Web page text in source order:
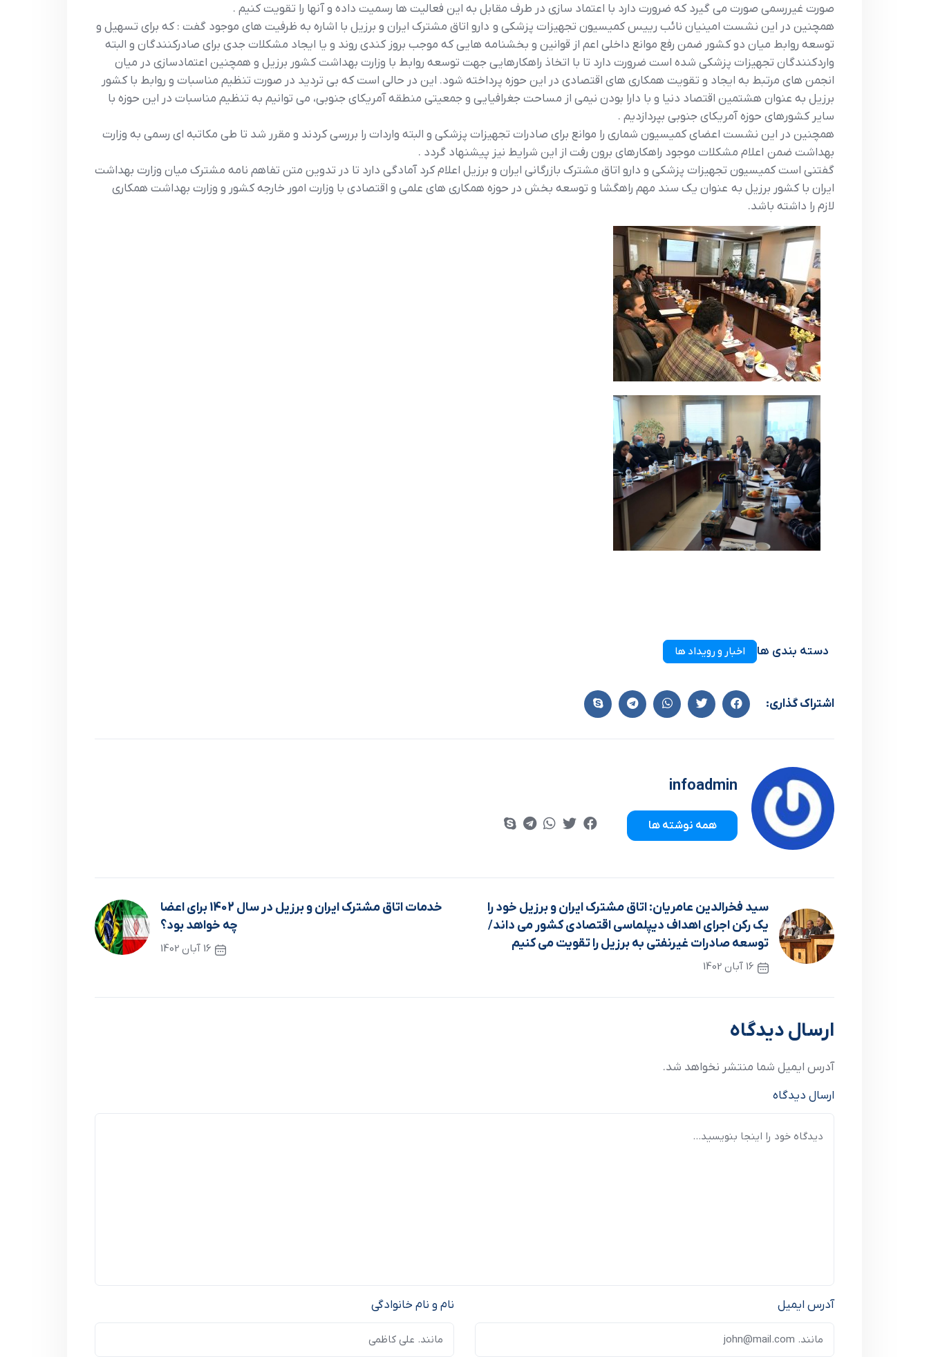
صورت غيررسمي صورت مي گيرد که ضرورت دارد با اعتماد سازي در طرف مقابل به اين فعاليت ها رسميت داده و آنها را تقويت کنيم .
همچنين در اين نشست امينيان نائب رييس کميسيون تجهيزات پزشکي و دارو اتاق مشترک ايران و برزيل با اشاره به ظرفيت هاي موجود گفت : که براي تسهيل و
توسعه روابط ميان دو کشور ضمن رفع موانع داخلي اعم از قوانين و بخشنامه هايي که موجب بروز کندي روند و يا ايجاد مشکلات جدي براي صادرکنندگان و البته
واردکنندگان تجهيزات پزشکي شده است ضرورت دارد تا با اتخاذ راهکارهايي جهت توسعه روابط با وزارت بهداشت کشور برزيل و همچنين اعتمادسازي در ميان
انجمن هاي مرتبط به ايجاد و تقويت همکاري هاي اقتصادي در اين حوزه پرداخته شود. اين در حالي است که بي ترديد در صورت تنظيم مناسبات و روابط با کشور
برزيل به عنوان هشتمين اقتصاد دنيا و با دارا بودن نيمي از مساحت جغرافيايي و جمعيتي منطقه آمريکاي جنوبي، مي توانيم به تنظيم مناسبات در اين حوزه با
ساير کشورهاي حوزه آمريکاي جنوبي بپردازديم .
همچنين در اين نشست اعضاي کميسيون شماري را موانع براي صادرات تجهيزات پزشکي و البته واردات را بررسي کردند و مقرر شد تا طي مکاتبه اي رسمي به وزارت
بهداشت ضمن اعلام مشکلات موجود راهکارهاي برون رفت از اين شرايط نيز پيشنهاد گردد .
گفتني است کميسيون تجهيزات پزشکي و دارو اتاق مشترک بازرگاني ايران و برزيل اعلام کرد آمادگي دارد تا در تدوين متن تفاهم نامه مشترک ميان وزارت بهداشت
ايران با کشور برزيل به عنوان يک سند مهم راهگشا و توسعه بخش در حوزه همکاري هاي علمي و اقتصادي با وزارت امور خارجه کشور و وزارت بهداشت همکاري
لازم را داشته باشد.
دسته بندی ها اخبار و رویداد ها
اشتراک گذاری:
infoadmin
همه نوشته ها
سيد فخرالدين عامريان: اتاق مشترک ايران و برزيل خود را
يک رکن اجراي اهداف ديپلماسي اقتصادي کشور مي داند/
توسعه صادرات غيرنفتي به برزيل را تقويت مي کنيم
16 آبان 1402
خدمات اتاق مشترک ايران و برزيل در سال 1402 براي اعضا
چه خواهد بود؟
16 آبان 1402
ارسال دیدگاه
آدرس ایمیل شما منتشر نخواهد شد.
ارسال دیدگاه
نام و نام خانوادگی آدرس ایمیل